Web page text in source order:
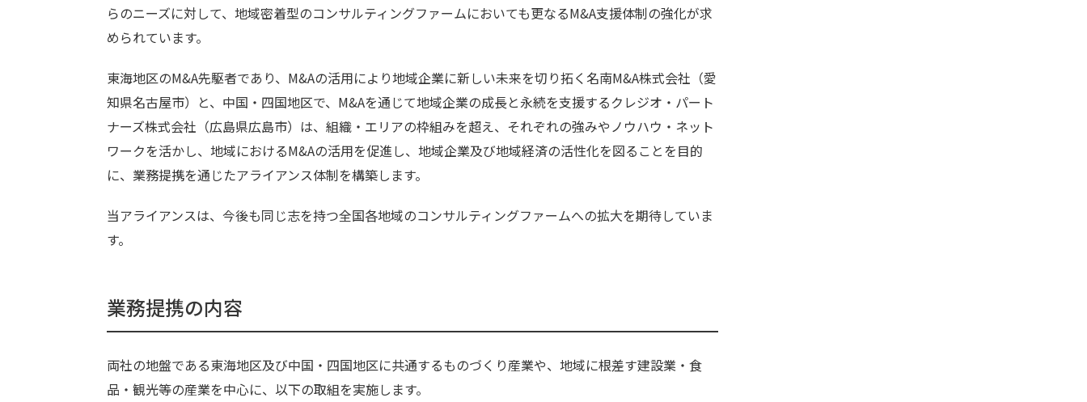
らのニーズに対して、地域密着型のコンサルティングファームにおいても更なるM&A支援体制の強化が求
められています。
東海地区のM&A先駆者であり、M&Aの活用により地域企業に新しい未来を切り拓く名南M&A株式会社（愛
知県名古屋市）と、中国・四国地区で、M&Aを通じて地域企業の成長と永続を支援するクレジオ・パート
ナーズ株式会社（広島県広島市）は、組織・エリアの枠組みを超え、それぞれの強みやノウハウ・ネット
ワークを活かし、地域におけるM&Aの活用を促進し、地域企業及び地域経済の活性化を図ることを目的
に、業務提携を通じたアライアンス体制を構築します。
当アライアンスは、今後も同じ志を持つ全国各地域のコンサルティングファームへの拡大を期待していま
す。
業務提携の内容
両社の地盤である東海地区及び中国・四国地区に共通するものづくり産業や、地域に根差す建設業・食
品・観光等の産業を中心に、以下の取組を実施します。